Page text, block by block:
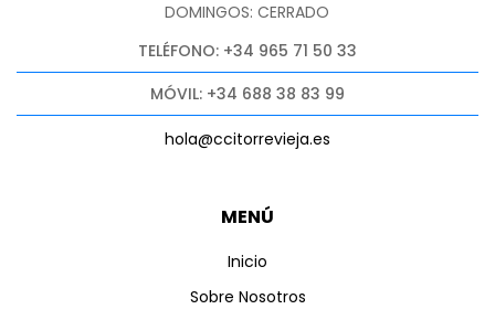
MENÚ
Inicio
Sobre Nosotros
DOMINGOS: CERRADO
TELÉFONO: +34 965 71 50 33
MÓVIL: +34 688 38 83 99
hola@ccitorrevieja.es